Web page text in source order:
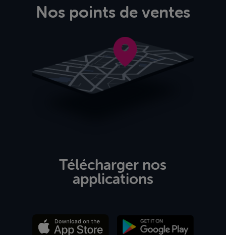
Nos points de ventes
Télécharger nos
applications